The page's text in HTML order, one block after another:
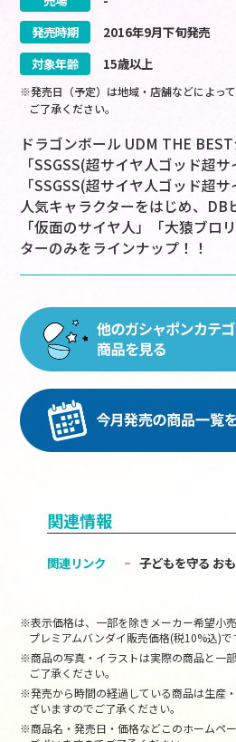
発売時期
2016年9月下旬発売
対象年齢
15歳以上
※発売日（予定）は地域・店舗などによっ
ご了承ください。
ドラゴンボール UDM THE BEST
「SSGSS(超サイヤ人ゴッド超サ
「SSGSS(超サイヤ人ゴッド超
人気キャラクターをはじめ、DB
「仮面のサイヤ人」「大猿ブロ
ターのみをラインナップ！！
関連情報
関連リンク 子どもを守る お
※表示価格は、一部を除きメーカー希望小
プレミアムバンダイ販売価格(税10%込)で
※商品の写真・イラストは実際の商品と一
ご了承ください。
※発売から時間の経過している商品は生産
ざいますのでご了承ください。
※商品名・発売日・価格などこのホームペ